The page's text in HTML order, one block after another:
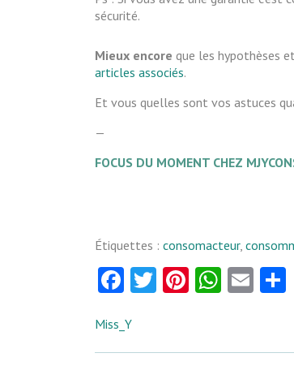
sécurité.
Mieux encore que les hypothèses
articles associés.
Et vous quelles sont vos astuces
—
FOCUS DU MOMENT CHEZ
Étiquettes : consomacteur,
Facebook
Twitter
Pinterest
Miss_Y